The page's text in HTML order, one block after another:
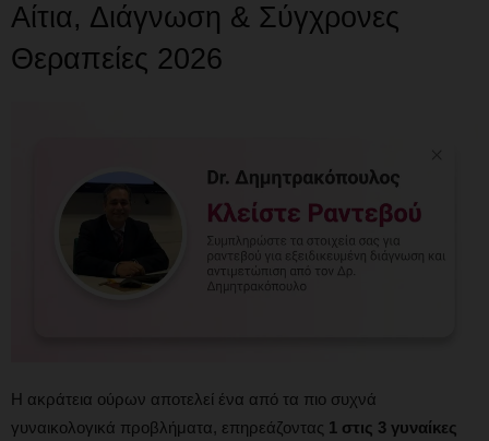
Αίτια, Διάγνωση & Σύγχρονες
Θεραπείες 2026
Η ακράτεια ούρων αποτελεί ένα από τα πιο συχνά
γυναικολογικά προβλήματα, επηρεάζοντας 1 στις 3 γυναίκες